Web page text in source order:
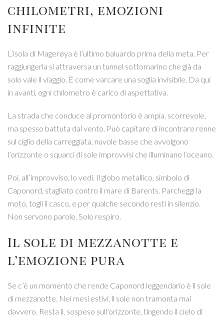
chilometri, emozioni
infinite
L’isola di Magerøya è l’ultimo baluardo prima della meta. Per
raggiungerla si attraversa un tunnel sottomarino che già da
solo vale il viaggio. È come varcare una soglia invisibile. Da qui
in avanti, ogni chilometro è carico di aspettativa.
La strada che conduce al promontorio è ampia, scorrevole,
ma spesso battuta dal vento. Può capitare di incontrare renne
sul ciglio della carreggiata, nuvole basse che avvolgono
l’orizzonte o squarci di sole improvvisi che illuminano l’oceano.
Poi, all’improvviso, lo vedi. Il globo metallico, simbolo di
Caponord, stagliato contro il mare di Barents. Parcheggi la
moto, togli il casco, e per qualche secondo resti in silenzio.
Non servono parole. Solo respiro.
Il sole di mezzanotte e
l’emozione pura
Se c’è un momento che rende Caponord leggendario è il sole
di mezzanotte. Nei mesi estivi, il sole non tramonta mai
davvero. Resta lì, sospeso sull’orizzonte, tingendo il cielo di